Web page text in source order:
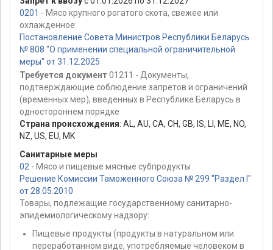
0201 - Мясо крупного рогатого скота, свежее или
охлажденное:
Постановление Совета Министров Республики Беларусь
№ 808 "О применении специальной ограничительной
меры" от 31.12.2025
Требуется документ01211 - Документы,
подтверждающие соблюдение запретов и ограничений
(временных мер), введенных в Республике Беларусь в
одностороннем порядке
Страна происхождения: AL , AU, CA, CH, GB, IS, , ME, NO,
NZ, US, EU, MK
Санитарные меры
02 - Мясо и пищевые мясные субпродукты
Решение Комиссии Таможенного Союза № 299 "Раздел I"
от 28.05.2010
Товары, подлежащие государственному санитарно-
эпидемиологическому надзору:
Пищевые продукты (продукты в натуральном или
переработанном виде, употребляемые человеком в